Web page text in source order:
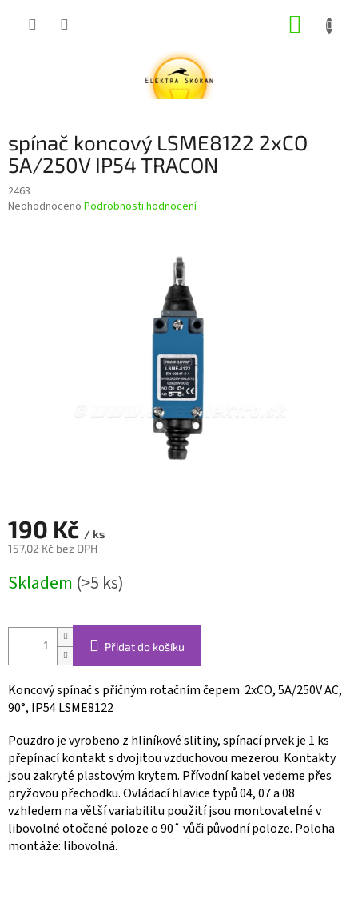
spínač koncový LSME8122 2xCO
5A/250V IP54 TRACON
2463
Průměrné
Neohodnoceno Podrobnosti hodnocení
190 Kč / ks
157,02 Kč bez DPH
cena:
Skladem (>5 ks)
Přidat do košíku
Koncový spínač s příčným rotačním čepem 2xCO, 5A/250V AC,
90°, IP54 LSME8122
Pouzdro je vyrobeno z hliníkové slitiny, spínací prvek je 1 ks
přepínací kontakt s dvojitou vzduchovou mezerou. Kontakty
jsou zakryté plastovým krytem. Přívodní kabel vedeme přes
pryžovou přechodku. Ovládací hlavice typů 04, 07 a 08
vzhledem na větší variabilitu použití jsou montovatelné v
libovolné otočené poloze o 90˚ vůči původní poloze. Poloha
montáže: libovolná.